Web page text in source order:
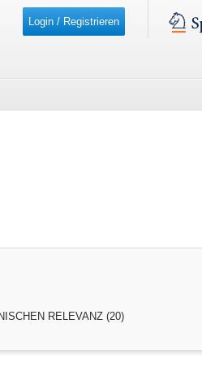
Login / Registrieren
RELEVANZ (20)